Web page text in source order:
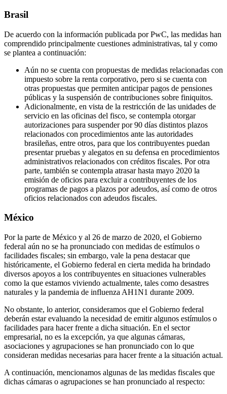
Brasil
De acuerdo con la información publicada por PwC, las medidas han
comprendido principalmente cuestiones administrativas, tal y como
se plantea a continuación:
Aún no se cuenta con propuestas de medidas relacionadas con
impuesto sobre la renta corporativo, pero si se cuenta con
otras propuestas que permiten anticipar pagos de pensiones
públicas y la suspensión de contribuciones sobre finiquitos.
Adicionalmente, en vista de la restricción de las unidades de
servicio en las oficinas del fisco, se contempla otorgar
autorizaciones para suspender por 90 días distintos plazos
relacionados con procedimientos ante las autoridades
brasileñas, entre otros, para que los contribuyentes puedan
presentar pruebas y alegatos en su defensa en procedimientos
administrativos relacionados con créditos fiscales. Por otra
parte, también se contempla atrasar hasta mayo 2020 la
emisión de oficios para excluir a contribuyentes de los
programas de pagos a plazos por adeudos, así como de otros
oficios relacionados con adeudos fiscales.
México
Por la parte de México y al 26 de marzo de 2020, el Gobierno
federal aún no se ha pronunciado con medidas de estímulos o
facilidades fiscales; sin embargo, vale la pena destacar que
históricamente, el Gobierno federal en cierta medida ha brindado
diversos apoyos a los contribuyentes en situaciones vulnerables
como la que estamos viviendo actualmente, tales como desastres
naturales y la pandemia de influenza AH1N1 durante 2009.
No obstante, lo anterior, consideramos que el Gobierno federal
deberán estar evaluando la necesidad de emitir algunos estímulos o
facilidades para hacer frente a dicha situación. En el sector
empresarial, no es la excepción, ya que algunas cámaras,
asociaciones y agrupaciones se han pronunciado con lo que
consideran medidas necesarias para hacer frente a la situación actual.
A continuación, mencionamos algunas de las medidas fiscales que
dichas cámaras o agrupaciones se han pronunciado al respecto: